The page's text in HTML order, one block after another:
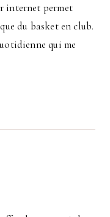
internet permet
du basket en club.
qui me